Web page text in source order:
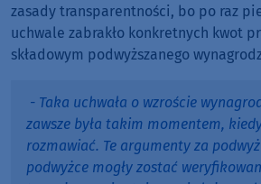
zasady transparentności, bo po raz
uchwale zabrakło konkretnych kwot
składowym podwyższanego
- Taka uchwała o wzroście
zawsze była takim momentem,
rozmawiać. Te argumenty za
podwyżce mogły zostać